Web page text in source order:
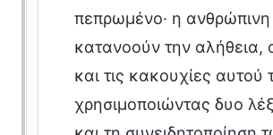
πεπρωμένο· η ανθρώπινη
κατανοούν την αλήθεια,
και τις κακουχίες
χρησιμοποιώντας δυο